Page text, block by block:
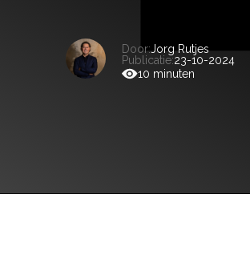
Door:Jorg Rutjes
Publicatie:23-10-2024
10 minuten